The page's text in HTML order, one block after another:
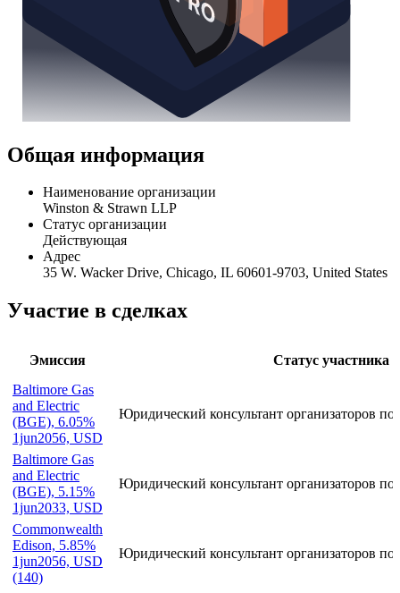
Общая информация
Наименование организации
Winston & Strawn LLP
Статус организации
Действующая
Адрес
35 W. Wacker Drive, Chicago, IL 60601-9703, United States
Участие в сделках
Эмиссия
Статус участника
Baltimore Gas
and Electric
(BGE), 6.05%
1jun2056, USD
Юридический консультант организаторов по
Baltimore Gas
and Electric
(BGE), 5.15%
1jun2033, USD
Юридический консультант организаторов по
Commonwealth
Edison, 5.85%
1jun2056, USD
(140)
Юридический консультант организаторов по